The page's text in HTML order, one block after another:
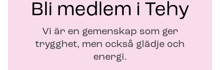
Bli medlem i Tehy
Vi är en gemenskap som ger
trygghet, men också glädje och
energi.